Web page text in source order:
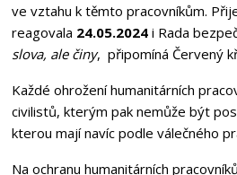
ve vztahu k těmto pracovníkům.
reagovala 24.05.2024i Rada
slova, ale činy, připomíná Červený
Každé ohrožení humanitárních
civilistů, kterým pak nemůže být
kterou mají navíc podle válečného
Na ochranu humanitárních